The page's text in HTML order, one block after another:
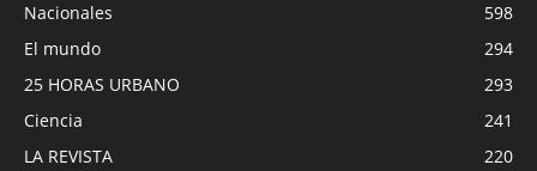
Nacionales
598
El mundo
294
25 HORAS URBANO
293
Ciencia
241
LA REVISTA
220